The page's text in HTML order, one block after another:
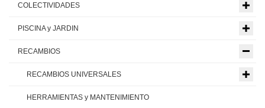
COLECTIVIDADES
PISCINA y JARDIN
RECAMBIOS
RECAMBIOS UNIVERSALES
HERRAMIENTAS y MANTENIMIENTO